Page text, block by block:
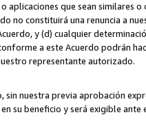
aplicaciones que sean similares
no constituirá una renuncia a
y (d) cualquier
a este Acuerdo podrán
representante autorizado.
sin nuestra previa aprobación
su beneficio y será exigible